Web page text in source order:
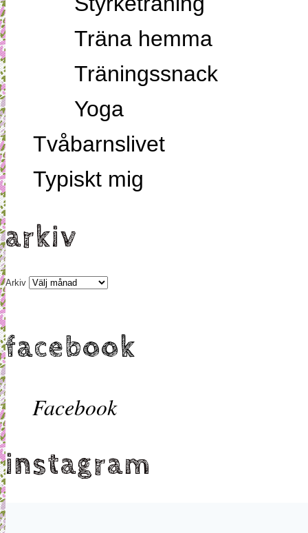
Träna hemma
Träningssnack
Yoga
Tvåbarnslivet
Typiskt mig
arkiv
Arkiv
facebook
Facebook
instagram